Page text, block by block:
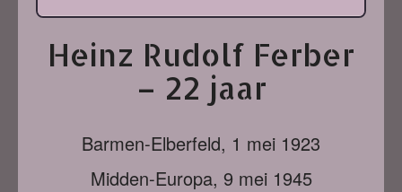
Heinz Rudolf Ferber
– 22 jaar
Barmen-Elberfeld, 1 mei 1923
Midden-Europa, 9 mei 1945